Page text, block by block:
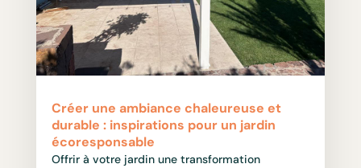
Créer une ambiance chaleureuse et
durable : inspirations pour un jardin
écoresponsable
Offrir à votre jardin une transformation